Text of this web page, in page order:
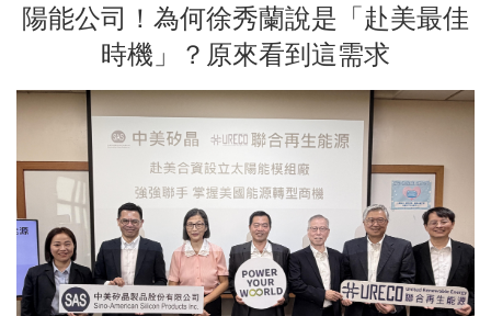
陽能公司！為何徐秀蘭說是「赴美最佳
時機」？原來看到這需求